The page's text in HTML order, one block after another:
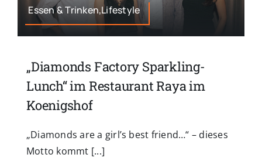
Essen & Trinken,Lifestyle
„Diamonds Factory Sparkling-
Lunch“ im Restaurant Raya im
Koenigshof
„Diamonds are a girl’s best friend…“ – dieses
Motto kommt [...]